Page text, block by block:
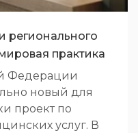
регионального
практика
Федерации
новый для
проект по
услуг. В